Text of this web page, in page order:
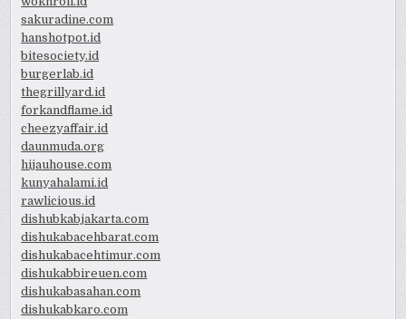
sakuradine.com
hanshotpot.id
bitesociety.id
burgerlab.id
thegrillyard.id
forkandflame.id
cheezyaffair.id
daunmuda.org
hijauhouse.com
kunyahalami.id
rawlicious.id
dishubkabjakarta.com
dishukabacehbarat.com
dishukabacehtimur.com
dishukabbireuen.com
dishukabasahan.com
dishukabkaro.com